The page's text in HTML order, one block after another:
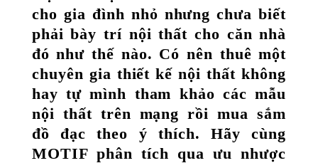
cho gia đình nhỏ nhưng chưa biết
phải bày trí nội thất cho căn nhà
đó như thế nào. Có nên thuê một
chuyên gia thiết kế nội thất không
hay tự mình tham khảo các mẫu
nội thất trên mạng rồi mua sắm
đồ đạc theo ý thích. Hãy cùng
MOTIF phân tích qua ưu nhược